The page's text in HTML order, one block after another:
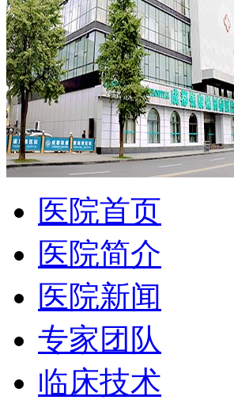
医院首页
医院简介
医院新闻
专家团队
临床技术